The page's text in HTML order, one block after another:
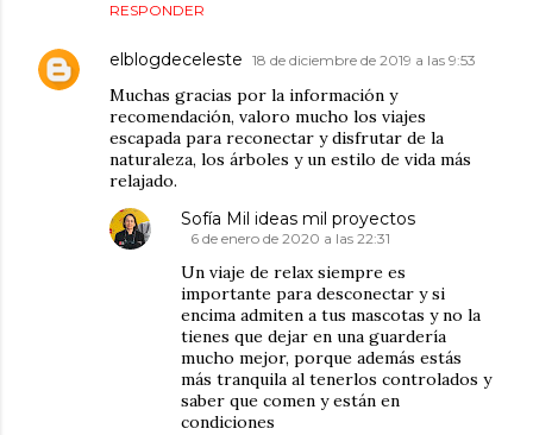
RESPONDER
elblogdeceleste 18 de diciembre de 2019 a las 9:53
Muchas gracias por la información y
recomendación, valoro mucho los viajes
escapada para reconectar y disfrutar de la
naturaleza, los árboles y un estilo de vida más
relajado.
Sofía Mil ideas mil proyectos
6 de enero de 2020 a las 22:31
Un viaje de relax siempre es
importante para desconectar y si
encima admiten a tus mascotas y no la
tienes que dejar en una guardería
mucho mejor, porque además estás
más tranquila al tenerlos controlados y
saber que comen y están en
condiciones